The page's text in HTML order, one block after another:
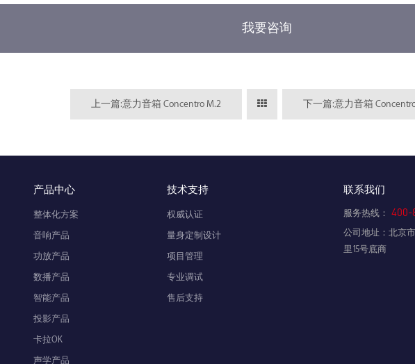
我要咨询
上一篇:意力音箱 Concentro M.2 下一篇:意力音箱 Concentro
产品中心
整体化方案
音响产品
功放产品
数播产品
智能产品
投影产品
卡拉OK
声学产品
技术支持
权威认证
量身定制设计
项目管理
专业调试
售后支持
联系我们
服务热线： 400-
公司地址：北京
里15号底商